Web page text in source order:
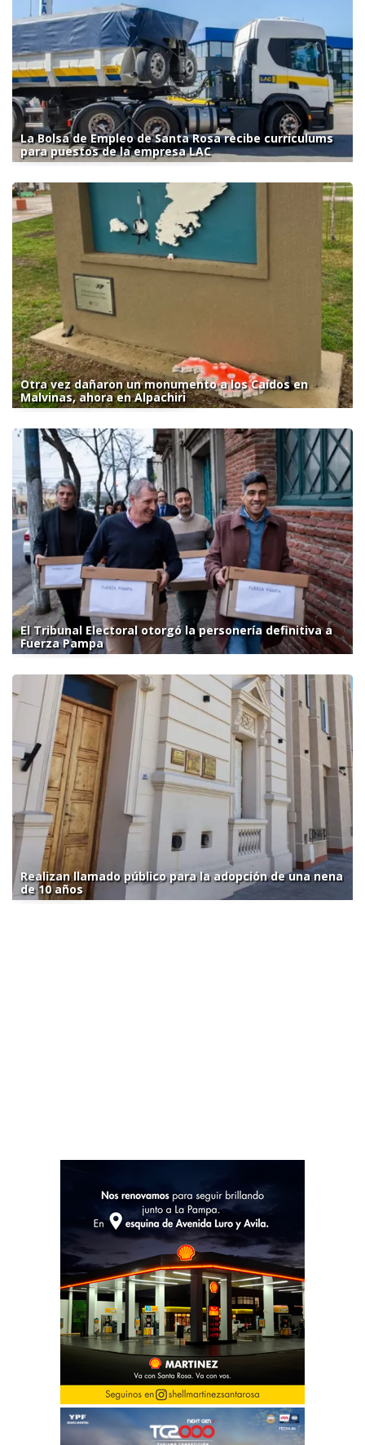
La Bolsa de Empleo de Santa Rosa recibe currículums
para puestos de la empresa LAC
Otra vez dañaron un monumento a los Caídos en
Malvinas, ahora en Alpachiri
El Tribunal Electoral otorgó la personería definitiva a
Fuerza Pampa
Realizan llamado público para la adopción de una nena
de 10 años